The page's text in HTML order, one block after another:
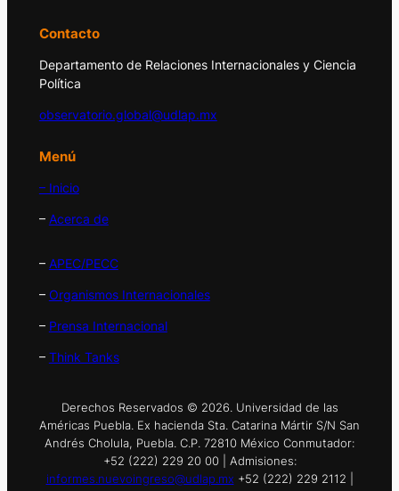
Contacto
Departamento de Relaciones Internacionales y Ciencia
Política
observatorio.global@udlap.mx
Menú
– Inicio
– Acerca de
– APEC/PECC
– Organismos Internacionales
– Prensa Internacional
– Think Tanks
Derechos Reservados © 2026. Universidad de las
Américas Puebla. Ex hacienda Sta. Catarina Mártir S/N San
Andrés Cholula, Puebla. C.P. 72810 México Conmutador:
+52 (222) 229 20 00 | Admisiones:
informes.nuevoingreso@udlap.mx +52 (222) 229 2112 |